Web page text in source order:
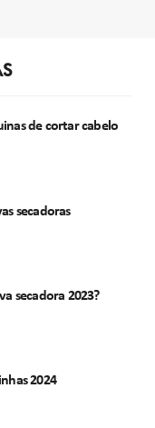
de cortar cabelo
secadoras
secadora 2023?
2024